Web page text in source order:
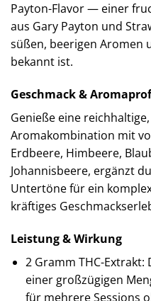
Payton-Flavor — einer
aus Gary Payton und
süßen, beerigen Aromen
bekannt ist.
Geschmack &
Genieße eine
Aromakombination mit
Erdbeere, Himbeere,
Johannisbeere, ergänzt
Untertöne für ein
kräftiges
Leistung & Wirkung
2 Gramm THC-
einer großzügigen
für mehrere Sessions